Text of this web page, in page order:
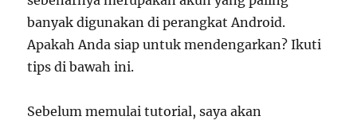
banyak digunakan di perangkat Android.
Apakah Anda siap untuk mendengarkan? Ikuti
tips di bawah ini.
Sebelum memulai tutorial, saya akan